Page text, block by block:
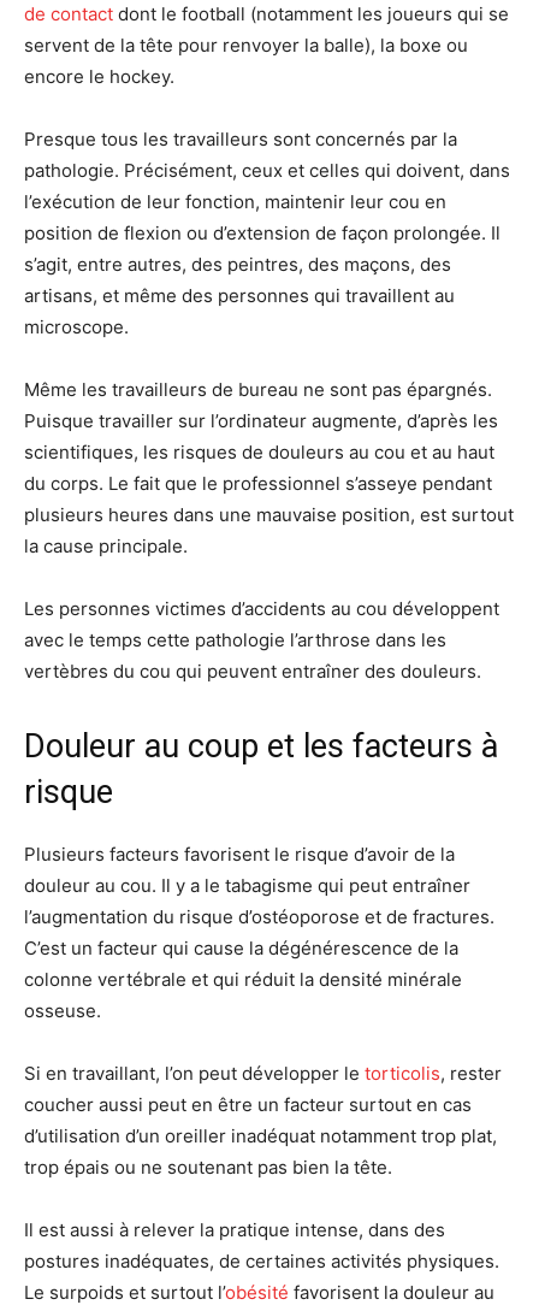
de contact dont le football (notamment les joueurs qui se
servent de la tête pour renvoyer la balle), la boxe ou
encore le hockey.
Presque tous les travailleurs sont concernés par la
pathologie. Précisément, ceux et celles qui doivent, dans
l’exécution de leur fonction, maintenir leur cou en
position de flexion ou d’extension de façon prolongée. Il
s’agit, entre autres, des peintres, des maçons, des
artisans, et même des personnes qui travaillent au
microscope.
Même les travailleurs de bureau ne sont pas épargnés.
Puisque travailler sur l’ordinateur augmente, d’après les
scientifiques, les risques de douleurs au cou et au haut
du corps. Le fait que le professionnel s’asseye pendant
plusieurs heures dans une mauvaise position, est surtout
la cause principale.
Les personnes victimes d’accidents au cou développent
avec le temps cette pathologie l’arthrose dans les
vertèbres du cou qui peuvent entraîner des douleurs.
Douleur au coup et les facteurs à
risque
Plusieurs facteurs favorisent le risque d’avoir de la
douleur au cou. Il y a le tabagisme qui peut entraîner
l’augmentation du risque d’ostéoporose et de fractures.
C’est un facteur qui cause la dégénérescence de la
colonne vertébrale et qui réduit la densité minérale
osseuse.
Si en travaillant, l’on peut développer le torticolis, rester
coucher aussi peut en être un facteur surtout en cas
d’utilisation d’un oreiller inadéquat notamment trop plat,
trop épais ou ne soutenant pas bien la tête.
Il est aussi à relever la pratique intense, dans des
postures inadéquates, de certaines activités physiques.
Le surpoids et surtout l’obésité favorisent la douleur au